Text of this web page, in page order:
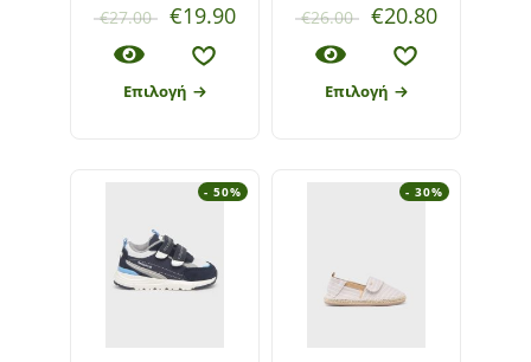
€27.00 €19.90
Επιλογή
€26.00 €20.80
Επιλογή
- 50% - 30%